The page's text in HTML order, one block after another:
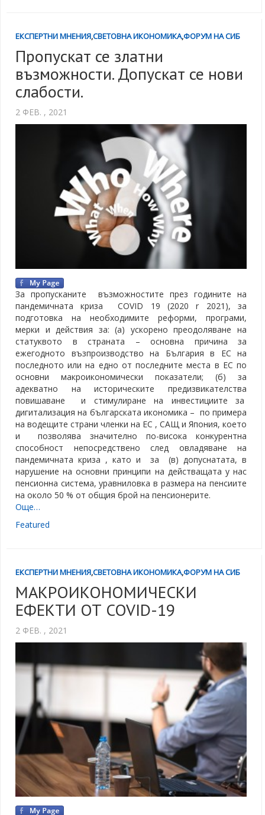
ЕКСПЕРТНИ МНЕНИЯ,СВЕТОВНА ИКОНОМИКА,ФОРУМ НА СИБ
Пропускат се златни
възможности. Допускат се нови
слабости.
2 ФЕВ. , 2021
За пропусканите възможностите през годините на
пандемичната криза COVID 19 (2020 r 2021), за
подготовка на необходимите реформи, програми,
мерки и действия за: (а) ускорено преодоляване на
статуквото в страната – основна причина за
ежегодното възпроизводство на България в ЕС на
последното или на едно от последните места в ЕС по
основни макроикономически показатели; (б) за
адекватно на историческите предизвикателства
повишаване и стимулиране на инвестициите за
дигитализация на българската икономика – по примера
на водещите страни членки на ЕС , САЩ и Япония, което
и позволява значително по-висока конкурентна
способност непосредствено след овладяване на
пандемичната криза , като и за (в) допуснатата, в
нарушение на основни принципи на действащата у нас
пенсионна система, уравниловка в размера на пенсиите
на около 50 % от общия брой на пенсионерите.
Още…
Featured
ЕКСПЕРТНИ МНЕНИЯ,СВЕТОВНА ИКОНОМИКА,ФОРУМ НА СИБ
МАКРОИКОНОМИЧЕСКИ
ЕФЕКТИ ОТ COVID-19
2 ФЕВ. , 2021